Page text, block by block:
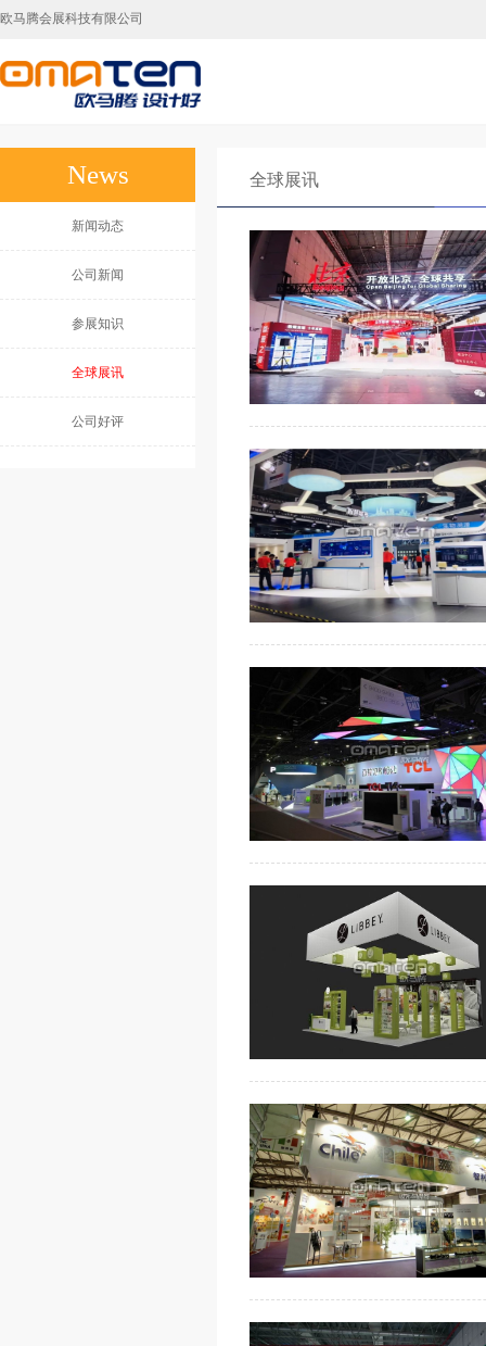
欧马腾会展科技有限公司
News
新闻动态
公司新闻
参展知识
全球展讯
公司好评
全球展讯